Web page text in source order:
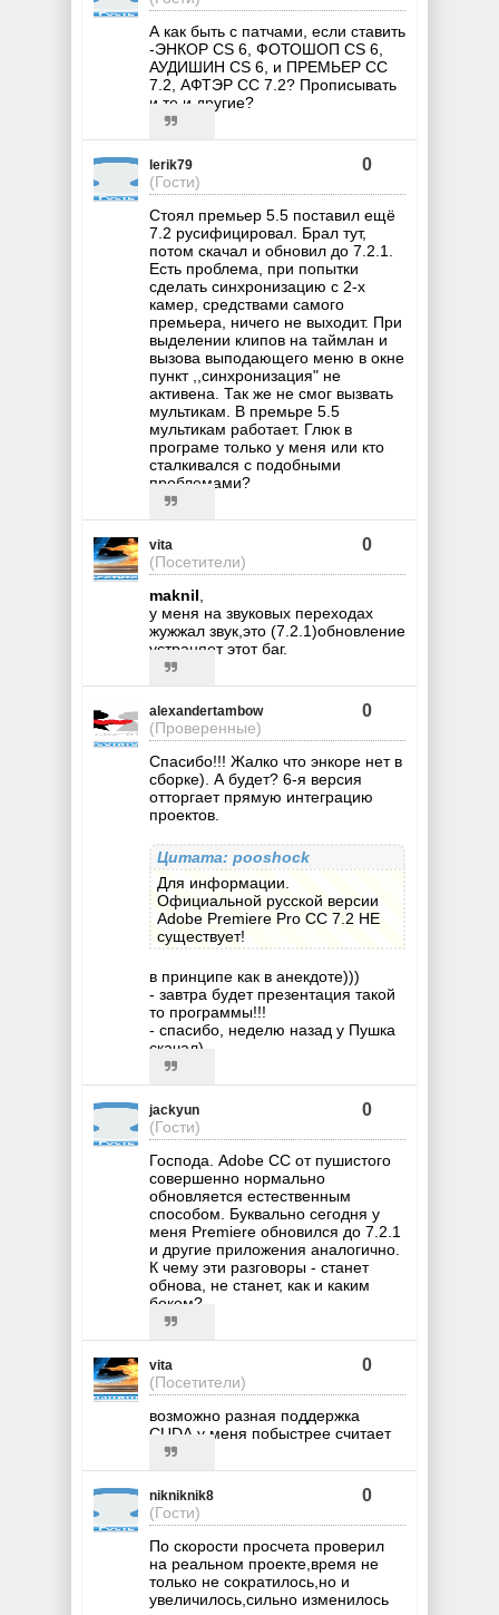
А как быть с патчами, если ставить
-ЭНКОР CS 6, ФОТОШОП CS 6,
АУДИШИН CS 6, и ПРЕМЬЕР CC
7.2, АФТЭР CC 7.2? Прописывать
и те и другие?
lerik79
(Гости)
0
Стоял премьер 5.5 поставил ещё
7.2 русифицировал. Брал тут,
потом скачал и обновил до 7.2.1.
Есть проблема, при попытки
сделать синхронизацию с 2-х
камер, средствами самого
премьера, ничего не выходит. При
выделении клипов на таймлан и
вызова выподающего меню в окне
пункт ,,синхронизация" не
активена. Так же не смог вызвать
мультикам. В премьре 5.5
мультикам работает. Глюк в
програме только у меня или кто
сталкивался с подобными
проблемами?
vita
(Посетители)
0
maknil,
у меня на звуковых переходах
жужжал звук,это (7.2.1)обновление
устраняет этот баг.
alexandertambow
(Проверенные)
0
Спасибо!!! Жалко что энкоре нет в
сборке). А будет? 6-я версия
отторгает прямую интеграцию
проектов.
Цитата: pooshock
Для информации.
Официальной русской версии
Adobe Premiere Pro CC 7.2 НЕ
существует!
в принципе как в анекдоте)))
- завтра будет презентация такой
то программы!!!
- спасибо, неделю назад у Пушка
скачал)
jackyun
(Гости)
0
Господа. Adobe CC от пушистого
совершенно нормально
обновляется естественным
способом. Буквально сегодня у
меня Premiere обновился до 7.2.1
и другие приложения аналогично.
К чему эти разговоры - станет
обнова, не станет, как и каким
боком?
vita
(Посетители)
0
возможно разная поддержка
CUDA,у меня побыстрее считает
nikniknik8
(Гости)
0
По скорости просчета проверил
на реальном проекте,время не
только не сократилось,но и
увеличилось,сильно изменилось